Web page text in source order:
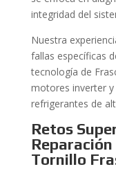
integridad del
Nuestra
fallas específicas
tecnología de
motores inverter
refrigerantes de
Retos
Reparación
Tornillo